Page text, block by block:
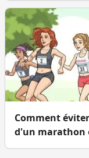
Comment
d'un marathon